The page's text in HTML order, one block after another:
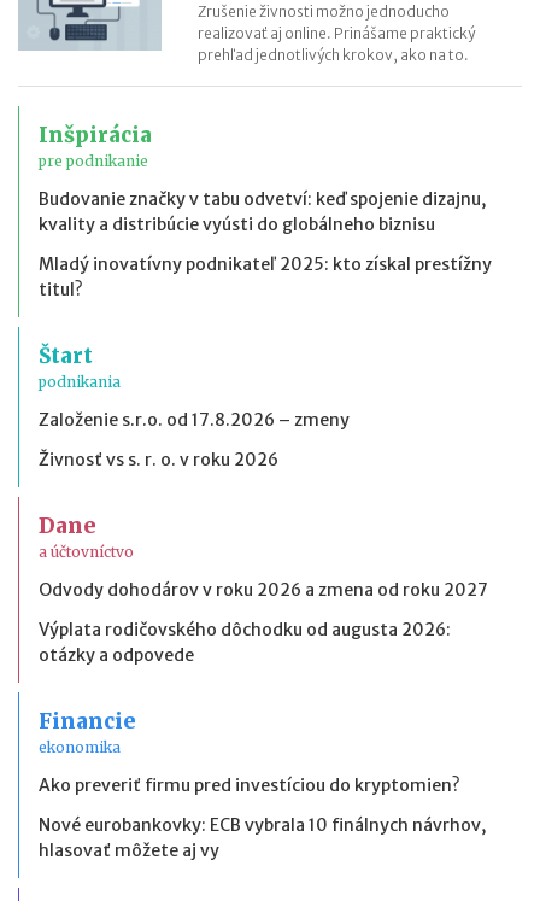
Zrušenie živnosti možno jednoducho
realizovať aj online. Prinášame praktický
prehľad jednotlivých krokov, ako na to.
Inšpirácia
pre podnikanie
Budovanie značky v tabu odvetví: keď spojenie dizajnu,
kvality a distribúcie vyústi do globálneho biznisu
Mladý inovatívny podnikateľ 2025: kto získal prestížny
titul?
Štart
podnikania
Založenie s.r.o. od 17.8.2026 – zmeny
Živnosť vs s. r. o. v roku 2026
Dane
a účtovníctvo
Odvody dohodárov v roku 2026 a zmena od roku 2027
Výplata rodičovského dôchodku od augusta 2026:
otázky a odpovede
Financie
ekonomika
Ako preveriť firmu pred investíciou do kryptomien?
Nové eurobankovky: ECB vybrala 10 finálnych návrhov,
hlasovať môžete aj vy